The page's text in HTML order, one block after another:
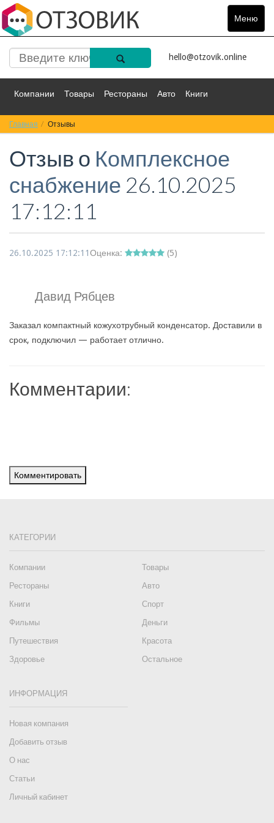
Меню
Toggle
hello@otzovik.online
Компании Товары Рестораны Авто Книги
Спорт Фильмы
Красота Здоровье Остальное
Главная Отзывы
Отзыв о Комплексное
снабжение 26.10.2025
17:12:11
26.10.2025 17:12:11Оценка: (5)
Давид Рябцев
Заказал компактный кожухотрубный конденсатор. Доставили в
срок, подключил — работает отлично.
Комментарии:
Комментировать
КАТЕГОРИИ
Компании
Товары
Рестораны
Авто
Книги
Спорт
Фильмы
Деньги
Путешествия
Красота
Здоровье
Остальное
ИНФОРМАЦИЯ
Новая компания
Добавить отзыв
О нас
Статьи
Личный кабинет